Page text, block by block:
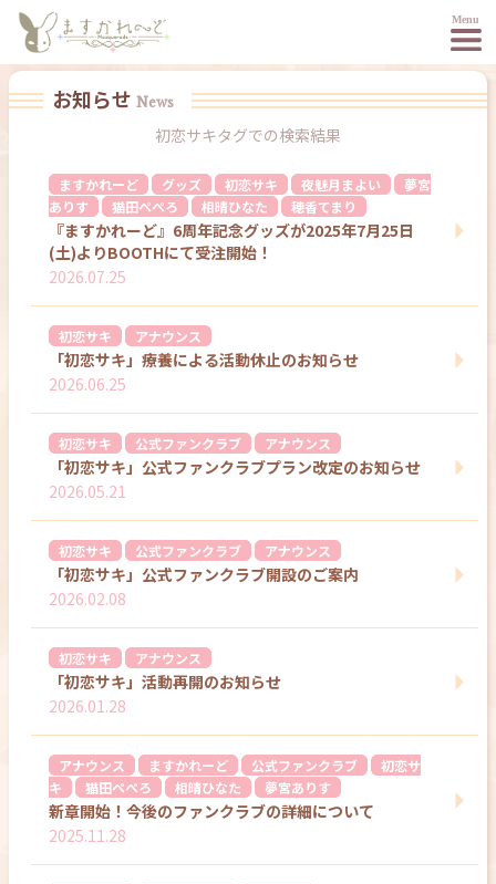
お知らせ News
初恋サキタグでの検索結果
ますかれーど グッズ 初恋サキ 夜魅月まよい
夢宮
ありす
猫田ぺぺろ 相晴ひなた 穂香てまり
『ますかれーど』6周年記念グッズが2025年7月25日
(土)よりBOOTHにて受注開始！
2026.07.25
初恋サキ アナウンス
「初恋サキ」療養による活動休止のお知らせ
2026.06.25
初恋サキ 公式ファンクラブ アナウンス
「初恋サキ」公式ファンクラブプラン改定のお知らせ
2026.05.21
初恋サキ 公式ファンクラブ アナウンス
「初恋サキ」公式ファンクラブ開設のご案内
2026.02.08
初恋サキ アナウンス
「初恋サキ」活動再開のお知らせ
2026.01.28
アナウンス ますかれーど 公式ファンクラブ
初恋サ
キ
猫田ぺぺろ 相晴ひなた 夢宮ありす
新章開始！今後のファンクラブの詳細について
2025.11.28